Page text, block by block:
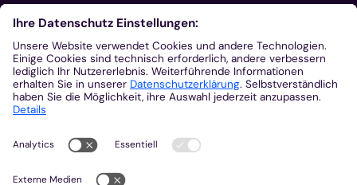
Aus der Plattform
Nachrichten
Veranstaltungen
Gottesdienste
Stellenangebote
Kirchenzeitung